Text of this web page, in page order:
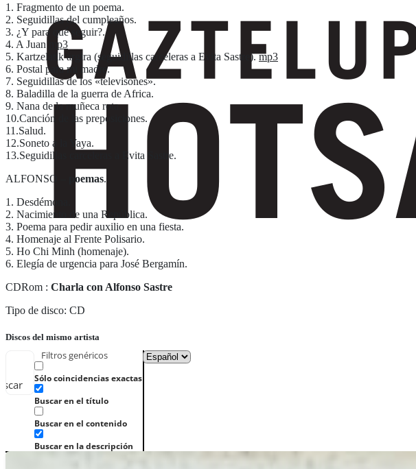
Filtros genéricos
Sólo coincidencias exactas
Buscar en el título
Buscar en el contenido
Buscar en la descripción
1. Fragmento de un poema.
2. Seguidillas del cumpleaños.
3. ¿Y para qué seguir?.
4. A Juan
mp3
5. Kartzelatik argira (seguidillas carceleras a Evita Sastre).mp3
6. Postal para mi madre.
7. Seguidillas de los «televisones».
8. Baladilla de la guerra de Africa.
9. Nana de la muñeca rota.
10.Canción de las preposiciones.
11.Salud.
12.Soneto a la Yaya.
13.Seguidillas carceleras a Evita Sastre.
ALFONSO –
poemas.
1. Desdémona.
2. Nacimiento de una República.
3. Poema para pedir auxilio en una fiesta.
4. Homenaje al Frente Polisario.
5. Ho Chi Minh (homenaje).
6. Elegía de urgencia para José Bergamín.
CDRom : Charla con Alfonso Sastre
Tipo de disco: CD
Discos del mismo artista